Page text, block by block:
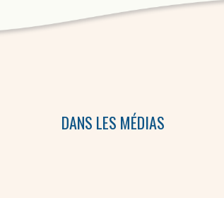
DANS LES MÉDIAS